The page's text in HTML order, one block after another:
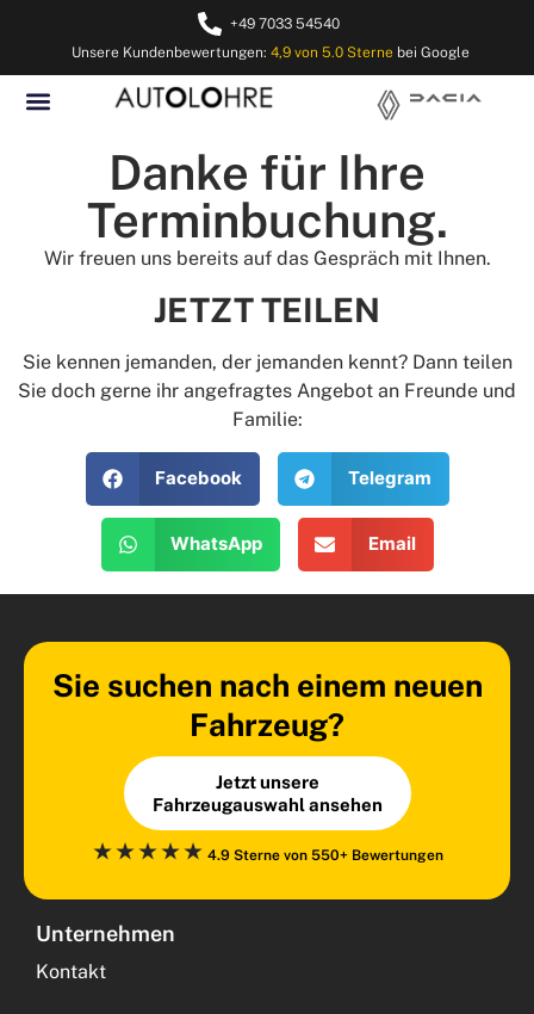
+49 7033 54540
Unsere Kundenbewertungen: 4,9 von 5.0 Sterne bei Google
Danke für Ihre
Terminbuchung.
Wir freuen uns bereits auf das Gespräch mit Ihnen.
JETZT TEILEN
Sie kennen jemanden, der jemanden kennt? Dann teilen
Sie doch gerne ihr angefragtes Angebot an Freunde und
Familie:
Facebook Telegram
WhatsApp Email
Sie suchen nach einem neuen
Fahrzeug?
Jetzt unsere
Fahrzeugauswahl ansehen
⋆⋆⋆⋆⋆ 4.9 Sterne von 550+ Bewertungen
Unternehmen
Kontakt